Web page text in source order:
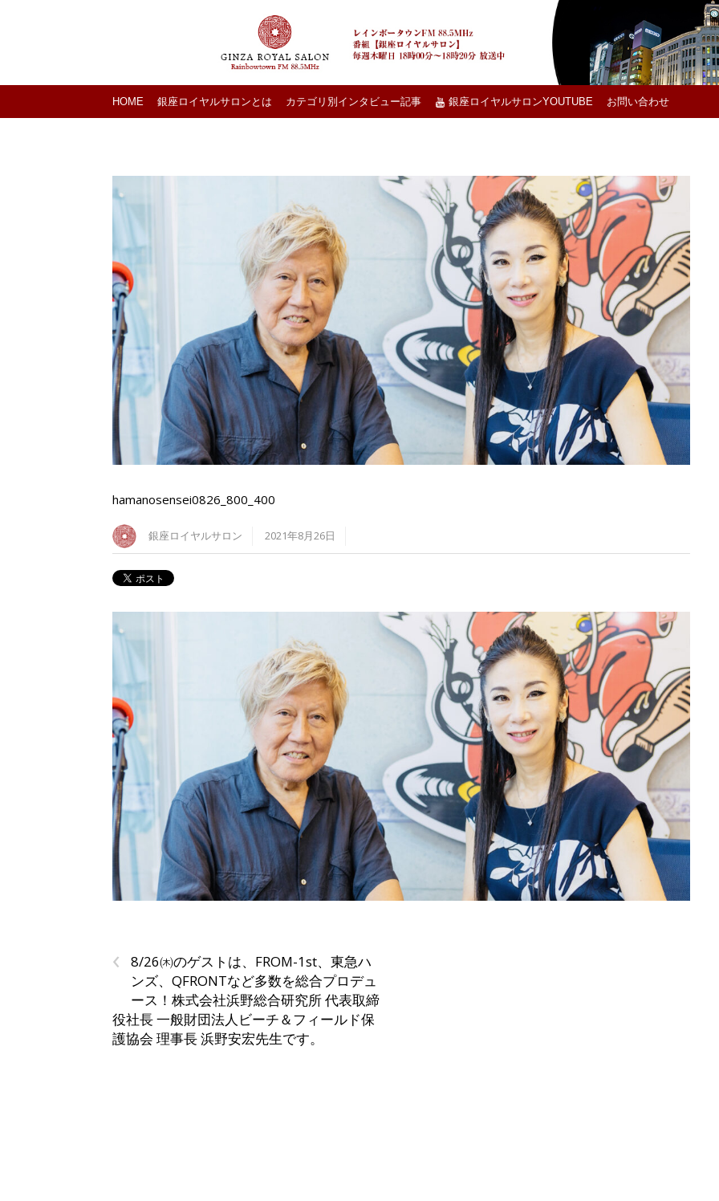
HOME 銀座ロイヤルサロンとは カテゴリ別インタビュー記事 銀座ロイヤルサロンYOUTUBE お問い合わせ
hamanosensei0826_800_400
銀座ロイヤルサロン 2021年8月26日
‹
8/26㈭のゲストは、FROM-1st、東急ハ
ンズ、QFRONTなど多数を総合プロデュ
ース！株式会社浜野総合研究所 代表取締
役社長 一般財団法人ビーチ＆フィールド保
護協会 理事長 浜野安宏先生です。